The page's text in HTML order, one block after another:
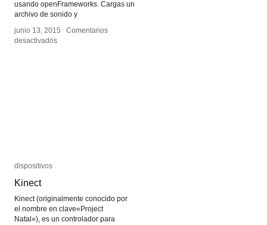
usando openFrameworks. Cargas un
archivo de sonido y
junio 13, 2015 / Comentarios
desactivadosen
junio 13, 2015 / Comentarios
desactivadosen
dispositivos
Kinect
Kinect (originalmente conocido por
el nombre en clave«Project
Natal»), es un controlador para
dispositivos
Kinect